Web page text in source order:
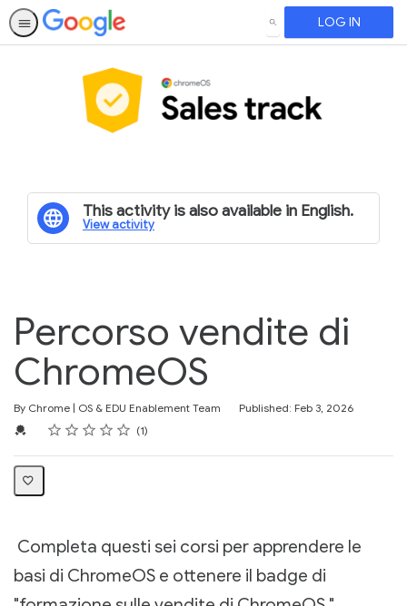
SEARCH LOG IN
This activity is also available in English.
View activity
Percorso vendite di
ChromeOS
By Chrome | OS & EDU Enablement Team
Published: Feb 3, 2026
Credential For Completion
Rating
1 star
2 stars
3 stars
4 stars
5 stars
Average rating: 5.0 1
1 review
Completa questi sei corsi per apprendere le
basi di ChromeOS e ottenere il badge di